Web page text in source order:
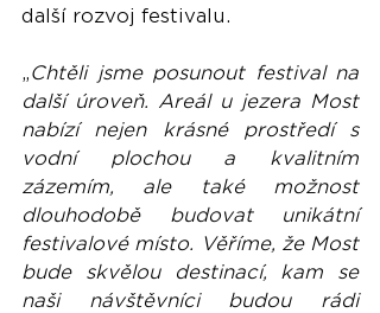
další rozvoj festivalu.
„Chtěli jsme posunout festival na
další úroveň. Areál u jezera Most
nabízí nejen krásné prostředí s
vodní plochou a kvalitním
zázemím, ale také možnost
dlouhodobě budovat unikátní
festivalové místo. Věříme, že Most
bude skvělou destinací, kam se
naši návštěvníci budou rádi